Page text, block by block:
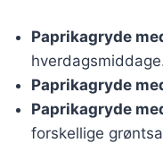
Paprikagryde
Paprikagryde
Paprikagryde
forskellige